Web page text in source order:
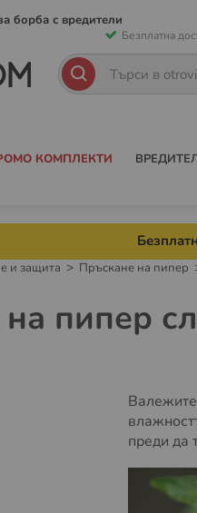
борба с вредители
Безплатна
към
ТърсенеТърсене
КОМПЛЕКТИ
и защита Пръскане на пипер
пипер
преди да